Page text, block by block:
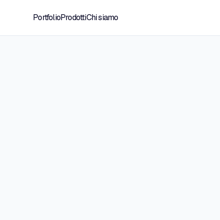
PortfolioProdottiChi siamo